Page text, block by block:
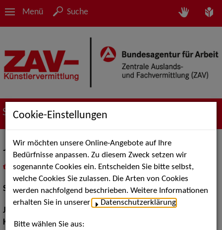
Menü Suche
Suche nach Künstler*innen
Jana Bange
als PDF speichern
inMeine Merklistelegen
Schauspiel:Film und TV
Jahrgang:
Körpergröße:163 cm
Cookie-Einstellungen
Wir möchten unsere Online-Angebote auf Ihre
Bedürfnisse anpassen. Zu diesem Zweck setzen wir
sogenannte Cookies ein. Entscheiden Sie bitte selbst,
welche Cookies Sie zulassen. Die Arten von Cookies
werden nachfolgend beschrieben. Weitere Informationen
erhalten Sie in unserer
Datenschutzerklärung
Bitte wählen Sie aus: